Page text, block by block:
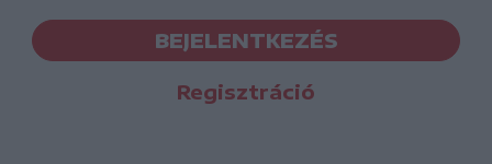
BEJELENTKEZÉS
Regisztráció